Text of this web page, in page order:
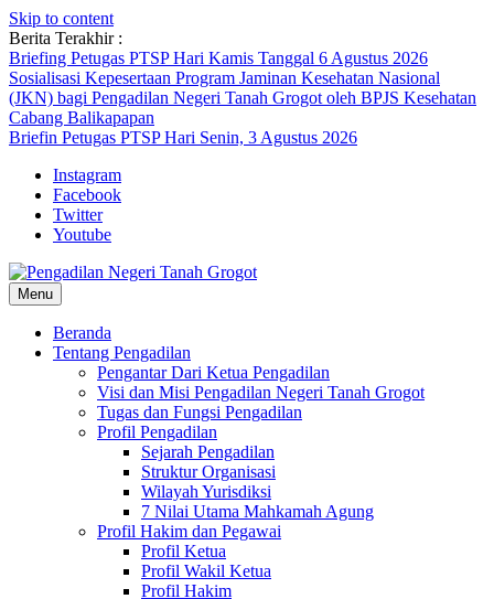
Skip to content
Berita Terakhir :
Briefing Petugas PTSP Hari Kamis Tanggal 6 Agustus 2026
Sosialisasi Kepesertaan Program Jaminan Kesehatan Nasional
(JKN) bagi Pengadilan Negeri Tanah Grogot oleh BPJS Kesehatan
Cabang Balikapapan
Briefin Petugas PTSP Hari Senin, 3 Agustus 2026
Instagram
Facebook
Twitter
Youtube
Menu
Beranda
Tentang Pengadilan
Pengantar Dari Ketua Pengadilan
Visi dan Misi Pengadilan Negeri Tanah Grogot
Tugas dan Fungsi Pengadilan
Profil Pengadilan
Sejarah Pengadilan
Struktur Organisasi
Wilayah Yurisdiksi
7 Nilai Utama Mahkamah Agung
Profil Hakim dan Pegawai
Profil Ketua
Profil Wakil Ketua
Profil Hakim